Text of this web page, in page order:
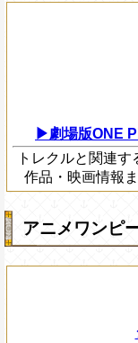
▶劇場版ONE
トレクルと関連す
作品・映画情報ま
アニメワンピ